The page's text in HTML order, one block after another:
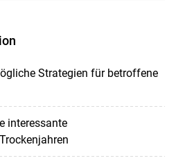
Strategien für betroffene
interessante